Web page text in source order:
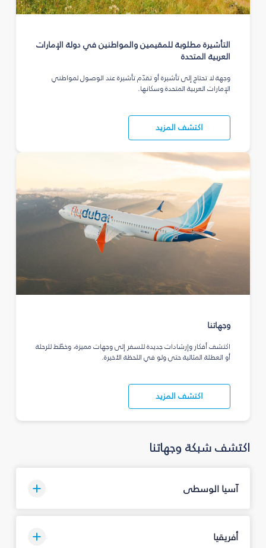
التأشيرة مطلوبة للمقيمين والمواطنين في دولة الإمارات
العربية المتحدة
وجهة لا تحتاج إلى تأشيرة أو تقدّم تأشيرة عند الوصول لمواطني
الإمارات العربية المتحدة وسكانها.
اكتشف المزيد
وجهاتنا
اكتشف أفكار وإرشادات جديدة للسفر إلى وجهات مميزة، وخطّط للرحلة
أو العطلة المثالية حتى ولو في اللحظة الأخيرة.
اكتشف المزيد
اكتشف شبكة وجهاتنا
آسيا الوسطى
أفريقيا